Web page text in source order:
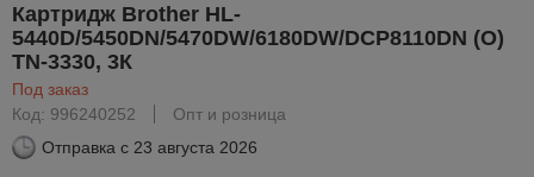
Картридж Brother HL-
5440D/5450DN/5470DW/6180DW/DCP8110DN (О)
TN-3330, 3К
Под заказ
Код: 996240252
Опт и розница
Отправка с 23 августа 2026